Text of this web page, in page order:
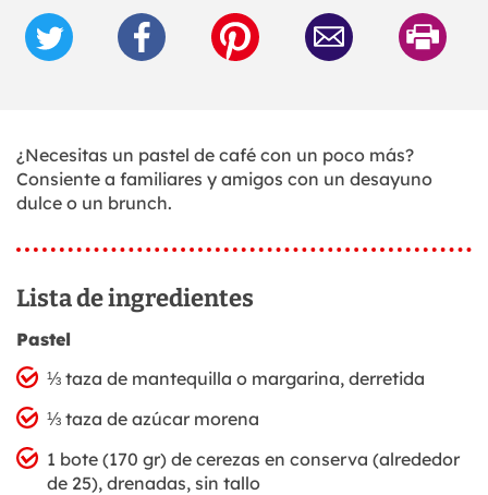
¿Necesitas un pastel de café con un poco más?
Consiente a familiares y amigos con un desayuno
dulce o un brunch.
Lista de ingredientes
Pastel
⅓ taza de mantequilla o margarina, derretida
⅓ taza de azúcar morena
1 bote (170 gr) de cerezas en conserva (alrededor
de 25), drenadas, sin tallo